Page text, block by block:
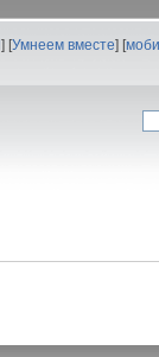
] [Умнеем вместе] [